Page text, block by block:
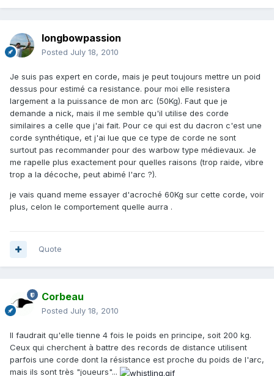
longbowpassion
Posted July 18, 2010
Je suis pas expert en corde, mais je peut toujours mettre un poid
dessus pour estimé ca resistance. pour moi elle resistera
largement a la puissance de mon arc (50Kg). Faut que je
demande a nick, mais il me semble qu'il utilise des corde
similaires a celle que j'ai fait. Pour ce qui est du dacron c'est une
corde synthétique, et j'ai lue que ce type de corde ne sont
surtout pas recommander pour des warbow type médievaux. Je
me rapelle plus exactement pour quelles raisons (trop raide, vibre
trop a la décoche, peut abimé l'arc ?).
je vais quand meme essayer d'acroché 60Kg sur cette corde, voir
plus, celon le comportement quelle aurra .
Quote
Corbeau
Posted July 18, 2010
Il faudrait qu'elle tienne 4 fois le poids en principe, soit 200 kg.
Ceux qui cherchent à battre des records de distance utilisent
parfois une corde dont la résistance est proche du poids de l'arc,
mais ils sont très "joueurs"...